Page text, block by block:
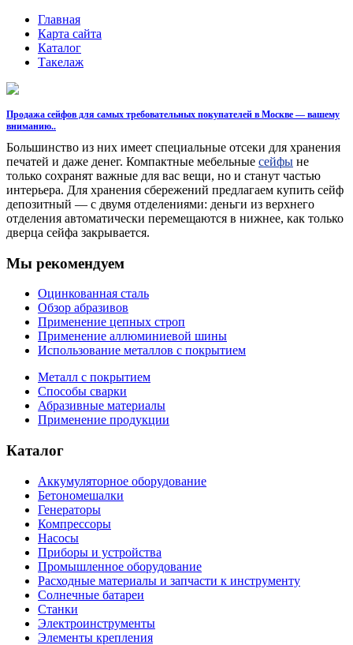
Главная
Карта сайта
Каталог
Такелаж
Продажа сейфов для самых требовательных покупателей в Москве ― вашему
вниманию..
Большинство из них имеет специальные отсеки для хранения
печатей и даже денег. Компактные мебельные сейфы не
только сохранят важные для вас вещи, но и станут частью
интерьера. Для хранения сбережений предлагаем купить сейф
депозитный ― с двумя отделениями: деньги из верхнего
отделения автоматически перемещаются в нижнее, как только
дверца сейфа закрывается.
Мы рекомендуем
Оцинкованная сталь
Обзор абразивов
Применение цепных строп
Применение аллюминиевой шины
Использование металлов с покрытием
Металл с покрытием
Способы сварки
Абразивные материалы
Применение продукции
Каталог
Аккумуляторное оборудование
Бетономешалки
Генераторы
Компрессоры
Насосы
Приборы и устройства
Промышленное оборудование
Расходные материалы и запчасти к инструменту
Солнечные батареи
Станки
Электроинструменты
Элементы крепления